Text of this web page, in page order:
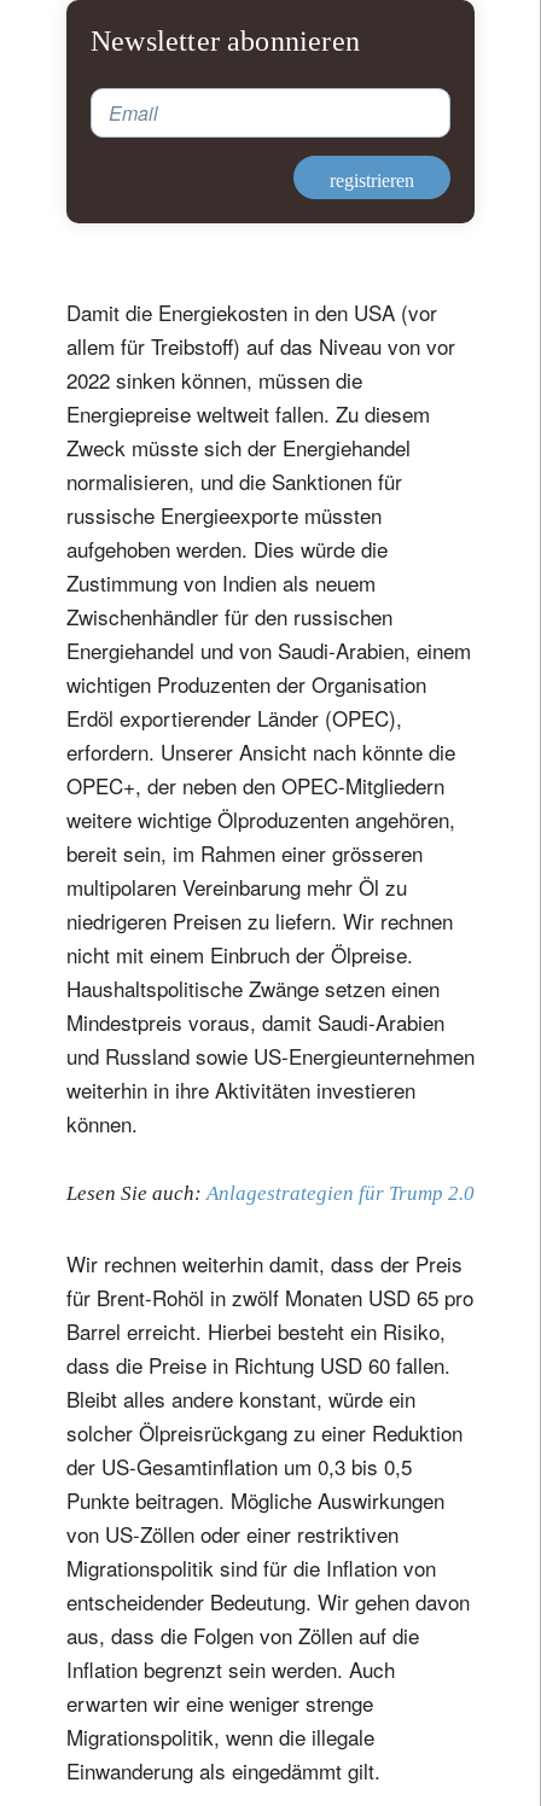
Newsletter abonnieren
Email
registrieren
Damit die Energiekosten in den USA (vor
allem für Treibstoff) auf das Niveau von vor
2022 sinken können, müssen die
Energiepreise weltweit fallen. Zu diesem
Zweck müsste sich der Energiehandel
normalisieren, und die Sanktionen für
russische Energieexporte müssten
aufgehoben werden. Dies würde die
Zustimmung von Indien als neuem
Zwischenhändler für den russischen
Energiehandel und von Saudi-Arabien, einem
wichtigen Produzenten der Organisation
Erdöl exportierender Länder (OPEC),
erfordern. Unserer Ansicht nach könnte die
OPEC+, der neben den OPEC-Mitgliedern
weitere wichtige Ölproduzenten angehören,
bereit sein, im Rahmen einer grösseren
multipolaren Vereinbarung mehr Öl zu
niedrigeren Preisen zu liefern. Wir rechnen
nicht mit einem Einbruch der Ölpreise.
Haushaltspolitische Zwänge setzen einen
Mindestpreis voraus, damit Saudi-Arabien
und Russland sowie US-Energieunternehmen
weiterhin in ihre Aktivitäten investieren
können.
Lesen Sie auch: Anlagestrategien für Trump 2.0
Wir rechnen weiterhin damit, dass der Preis
für Brent-Rohöl in zwölf Monaten USD 65 pro
Barrel erreicht. Hierbei besteht ein Risiko,
dass die Preise in Richtung USD 60 fallen.
Bleibt alles andere konstant, würde ein
solcher Ölpreisrückgang zu einer Reduktion
der US-Gesamtinflation um 0,3 bis 0,5
Punkte beitragen. Mögliche Auswirkungen
von US-Zöllen oder einer restriktiven
Migrationspolitik sind für die Inflation von
entscheidender Bedeutung. Wir gehen davon
aus, dass die Folgen von Zöllen auf die
Inflation begrenzt sein werden. Auch
erwarten wir eine weniger strenge
Migrationspolitik, wenn die illegale
Einwanderung als eingedämmt gilt.